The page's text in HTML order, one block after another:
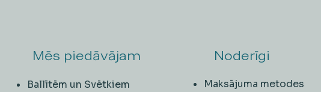
Mēs piedāvājam
Ballītēm un Svētkiem
Noderīgi
Maksājuma metodes